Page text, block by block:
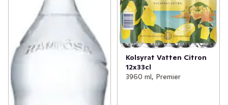
Kolsyrat Vatten Citron
12x33cl
3960 ml, Premier